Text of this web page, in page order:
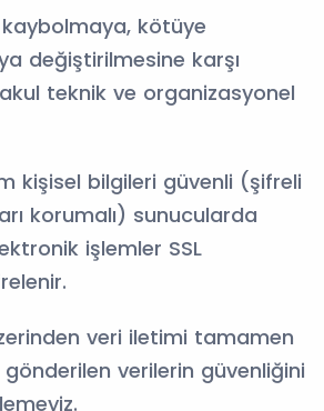
kötüye
değiştirilmesine karşı
teknik ve organizasyonel
kişisel bilgileri güvenli (şifreli
korumalı) sunucularda
işlemler SSL
veri iletimi tamamen
verilerin güvenliğini